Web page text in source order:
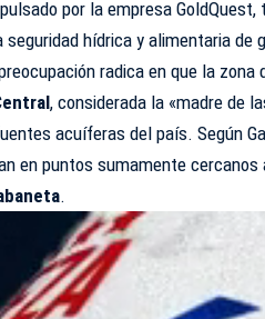
por la empresa
hídrica y alimentaria de
radica en que la
, considerada la «madre de
acuíferas del país. Según
en puntos sumamente
.